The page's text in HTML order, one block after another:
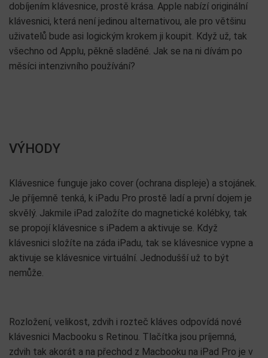
dobíjením klávesnice, prostě krása. Apple nabízí originální
klávesnici, která není jedinou alternativou, ale pro většinu
uživatelů bude asi logickým krokem ji koupit. Když už, tak
všechno od Applu, pěkně sladěné. Jak se na ni dívám po
měsíci intenzivního používání?
VÝHODY
Klávesnice funguje jako cover (ochrana displeje) a stojánek.
Je příjemně tenká, k iPadu Pro prostě ladí a první dojem je
skvělý. Jakmile iPad založíte do magnetické kolébky, tak
se propojí klávesnice s iPadem a aktivuje se. Když
klávesnici složíte na záda iPadu, tak se klávesnice vypne a
aktivuje se klávesnice virtuální. Jednodušší už to být
nemůže.
Rozložení, velikost, zdvih i rozteč kláves odpovídá nové
klávesnici Macbooku s Retinou. Tlačítka jsou príjemná,
zdvih tak akorát a na přechod z Macbooku na iPad Pro je v